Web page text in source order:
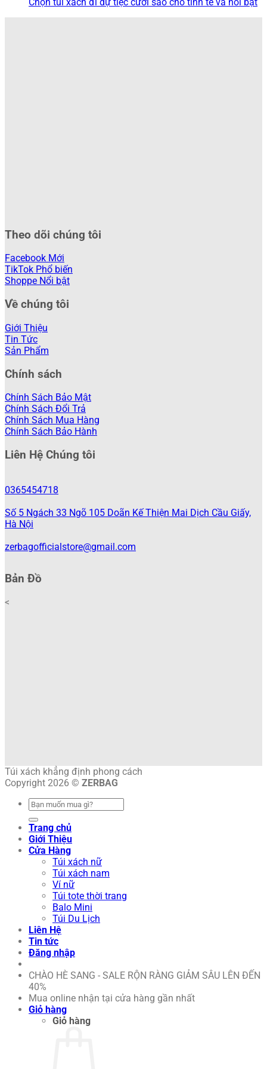
Theo dõi chúng tôi
Facebook
TikTok
Shoppe
Về chúng tôi
Giới Thiệu
Tin Tức
Sản Phẩm
Chính sách
Chính Sách Bảo Mật
Chính Sách Đổi Trả
Chính Sách Mua Hàng
Chính Sách Bảo Hành
Liên Hệ Chúng tôi
0365454718
Số 5 Ngách 33 Ngõ 105 Doãn Kế Thiện Mai Dịch Cầu Giấy,
Hà Nội
zerbagofficialstore@gmail.com
Bản Đồ
<
Túi xách khẳng định phong cách
Copyright 2026 © ZERBAG
Tìm
Trang chủ
Giới Thiệu
Cửa Hàng
Túi xách nữ
Túi xách nam
Ví nữ
Túi tote thời trang
Balo Mini
Túi Du Lịch
Liên Hệ
Tin tức
Đăng nhập
CHÀO HÈ SANG - SALE RỘN RÀNG GIẢM SÂU LÊN ĐẾN
40%
Mua online nhận tại cửa hàng gần nhất
Giỏ hàng
Giỏ hàng